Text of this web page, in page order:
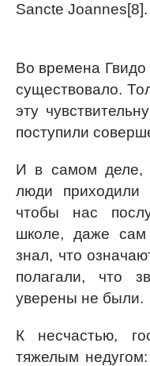
Sancte Joannes[8].
Во времена Гвидо
существовало.
эту
поступили
И в самом деле,
люди приходили
чтобы нас
школе, даже сам
знал, что
полагали, что
уверены не были.
К несчастью,
тяжелым